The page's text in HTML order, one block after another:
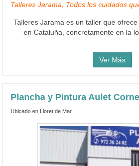
Talleres Jarama, Todos los cuidados
Talleres Jarama es un taller que
en Cataluña, concretamente en la
Ver Más
Plancha y Pintura Aulet
Ubicado en Lloret de Mar